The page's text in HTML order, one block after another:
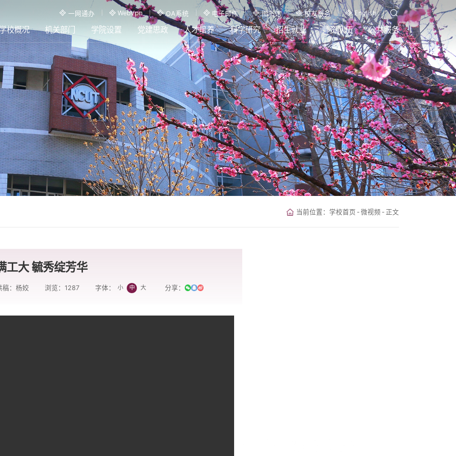
一网通办 WebVpn OA系统 电子邮件 图书馆 校友服务 English
校概况 机关部门 学院设置 党建思政 人才培养 科学研究 招生就业 师资队伍 公共服务
当前位置： 学校首页 - 微视频 - 正文
工大 毓秀绽芳华
稿：杨姣 浏览： 1287 字体： 小 中 大 分享：